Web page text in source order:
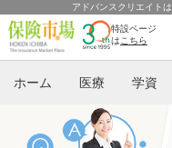
アドバンスクリエイト
特設ページ
は こちら
ホーム 医療 学資